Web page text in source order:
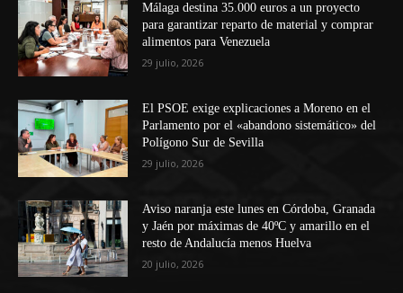
Málaga destina 35.000 euros a un proyecto
para garantizar reparto de material y comprar
alimentos para Venezuela
29 julio, 2026
El PSOE exige explicaciones a Moreno en el
Parlamento por el «abandono sistemático» del
Polígono Sur de Sevilla
29 julio, 2026
Aviso naranja este lunes en Córdoba, Granada
y Jaén por máximas de 40ºC y amarillo en el
resto de Andalucía menos Huelva
20 julio, 2026